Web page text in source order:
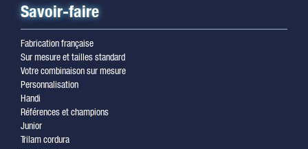
Savoir-faire
Fabrication française
Sur mesure et tailles standard
Votre combinaison sur mesure
Personnalisation
Handi
Références et champions
Junior
Trilam cordura